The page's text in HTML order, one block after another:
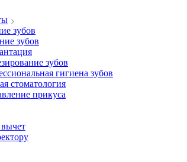
зубов
зубов
зубов
гигиена зубов
стоматология
прикуса